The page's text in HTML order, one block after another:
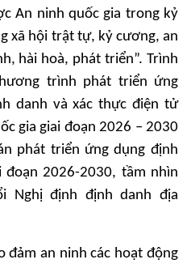
An ninh quốc gia trong kỷ
xã hội trật tự, kỷ cương, an
hài hoà, phát triển”. Trình
trình phát triển ứng
danh và xác thực điện tử
gia giai đoạn 2026 – 2030
phát triển ứng dụng định
đoạn 2026-2030, tầm nhìn
Nghị định định danh địa
đảm an ninh các hoạt động